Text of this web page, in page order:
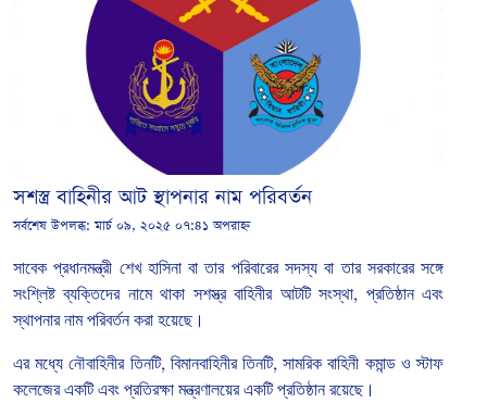
সশস্ত্র বাহিনীর আট স্থাপনার নাম পরিবর্তন
সর্বশেষ উপলব্ধ:মার্চ ০৯, ২০২৫ ০৭:৪১ অপরাহ্ন
সাবেক প্রধানমন্ত্রী শেখ হাসিনা বা তার পরিবারের সদস্য বা তার সরকারের সঙ্গে
সংশ্লিষ্ট ব্যক্তিদের নামে থাকা সশস্ত্র বাহিনীর আটটি সংস্থা, প্রতিষ্ঠান এবং
স্থাপনার নাম পরিবর্তন করা হয়েছে।
এর মধ্যে নৌবাহিনীর তিনটি, বিমানবাহিনীর তিনটি,সামরিক বাহিনী কমান্ড ও স্টাফ
কলেজের একটি এবং প্রতিরক্ষা মন্ত্রণালয়ের একটি প্রতিষ্ঠান রয়েছে।